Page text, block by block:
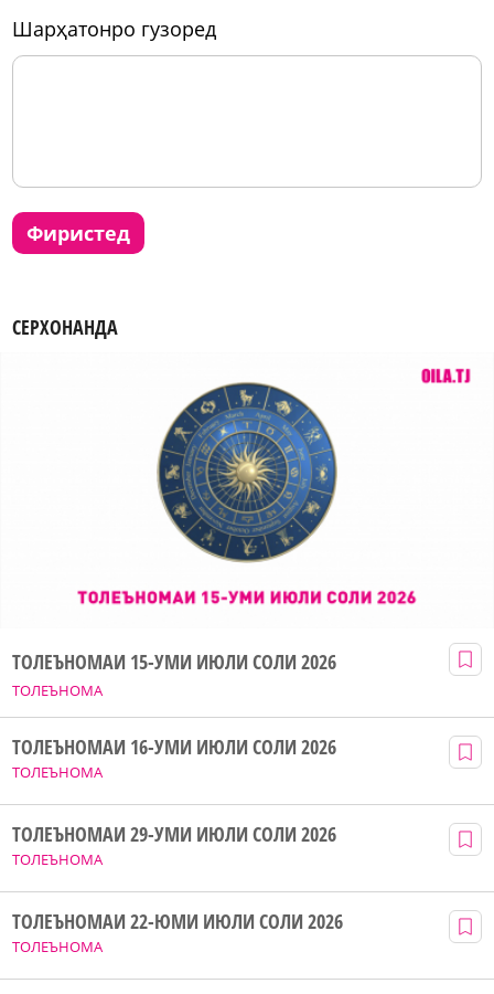
шарҳатонро гузоред
фиристед
СЕРХОНАНДА
ТОЛЕЪНОМА
ТОЛЕЪНОМАИ 15-УМИ ИЮЛИ СОЛИ 2026
ТОЛЕЪНОМА
ТОЛЕЪНОМАИ 16-УМИ ИЮЛИ СОЛИ 2026
ТОЛЕЪНОМА
ТОЛЕЪНОМАИ 29-УМИ ИЮЛИ СОЛИ 2026
ТОЛЕЪНОМА
ТОЛЕЪНОМАИ 22-ЮМИ ИЮЛИ СОЛИ 2026